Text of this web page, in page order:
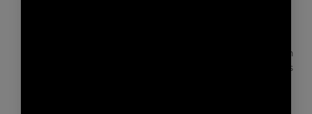
consécutive à l’occasion
des Journées Nationales